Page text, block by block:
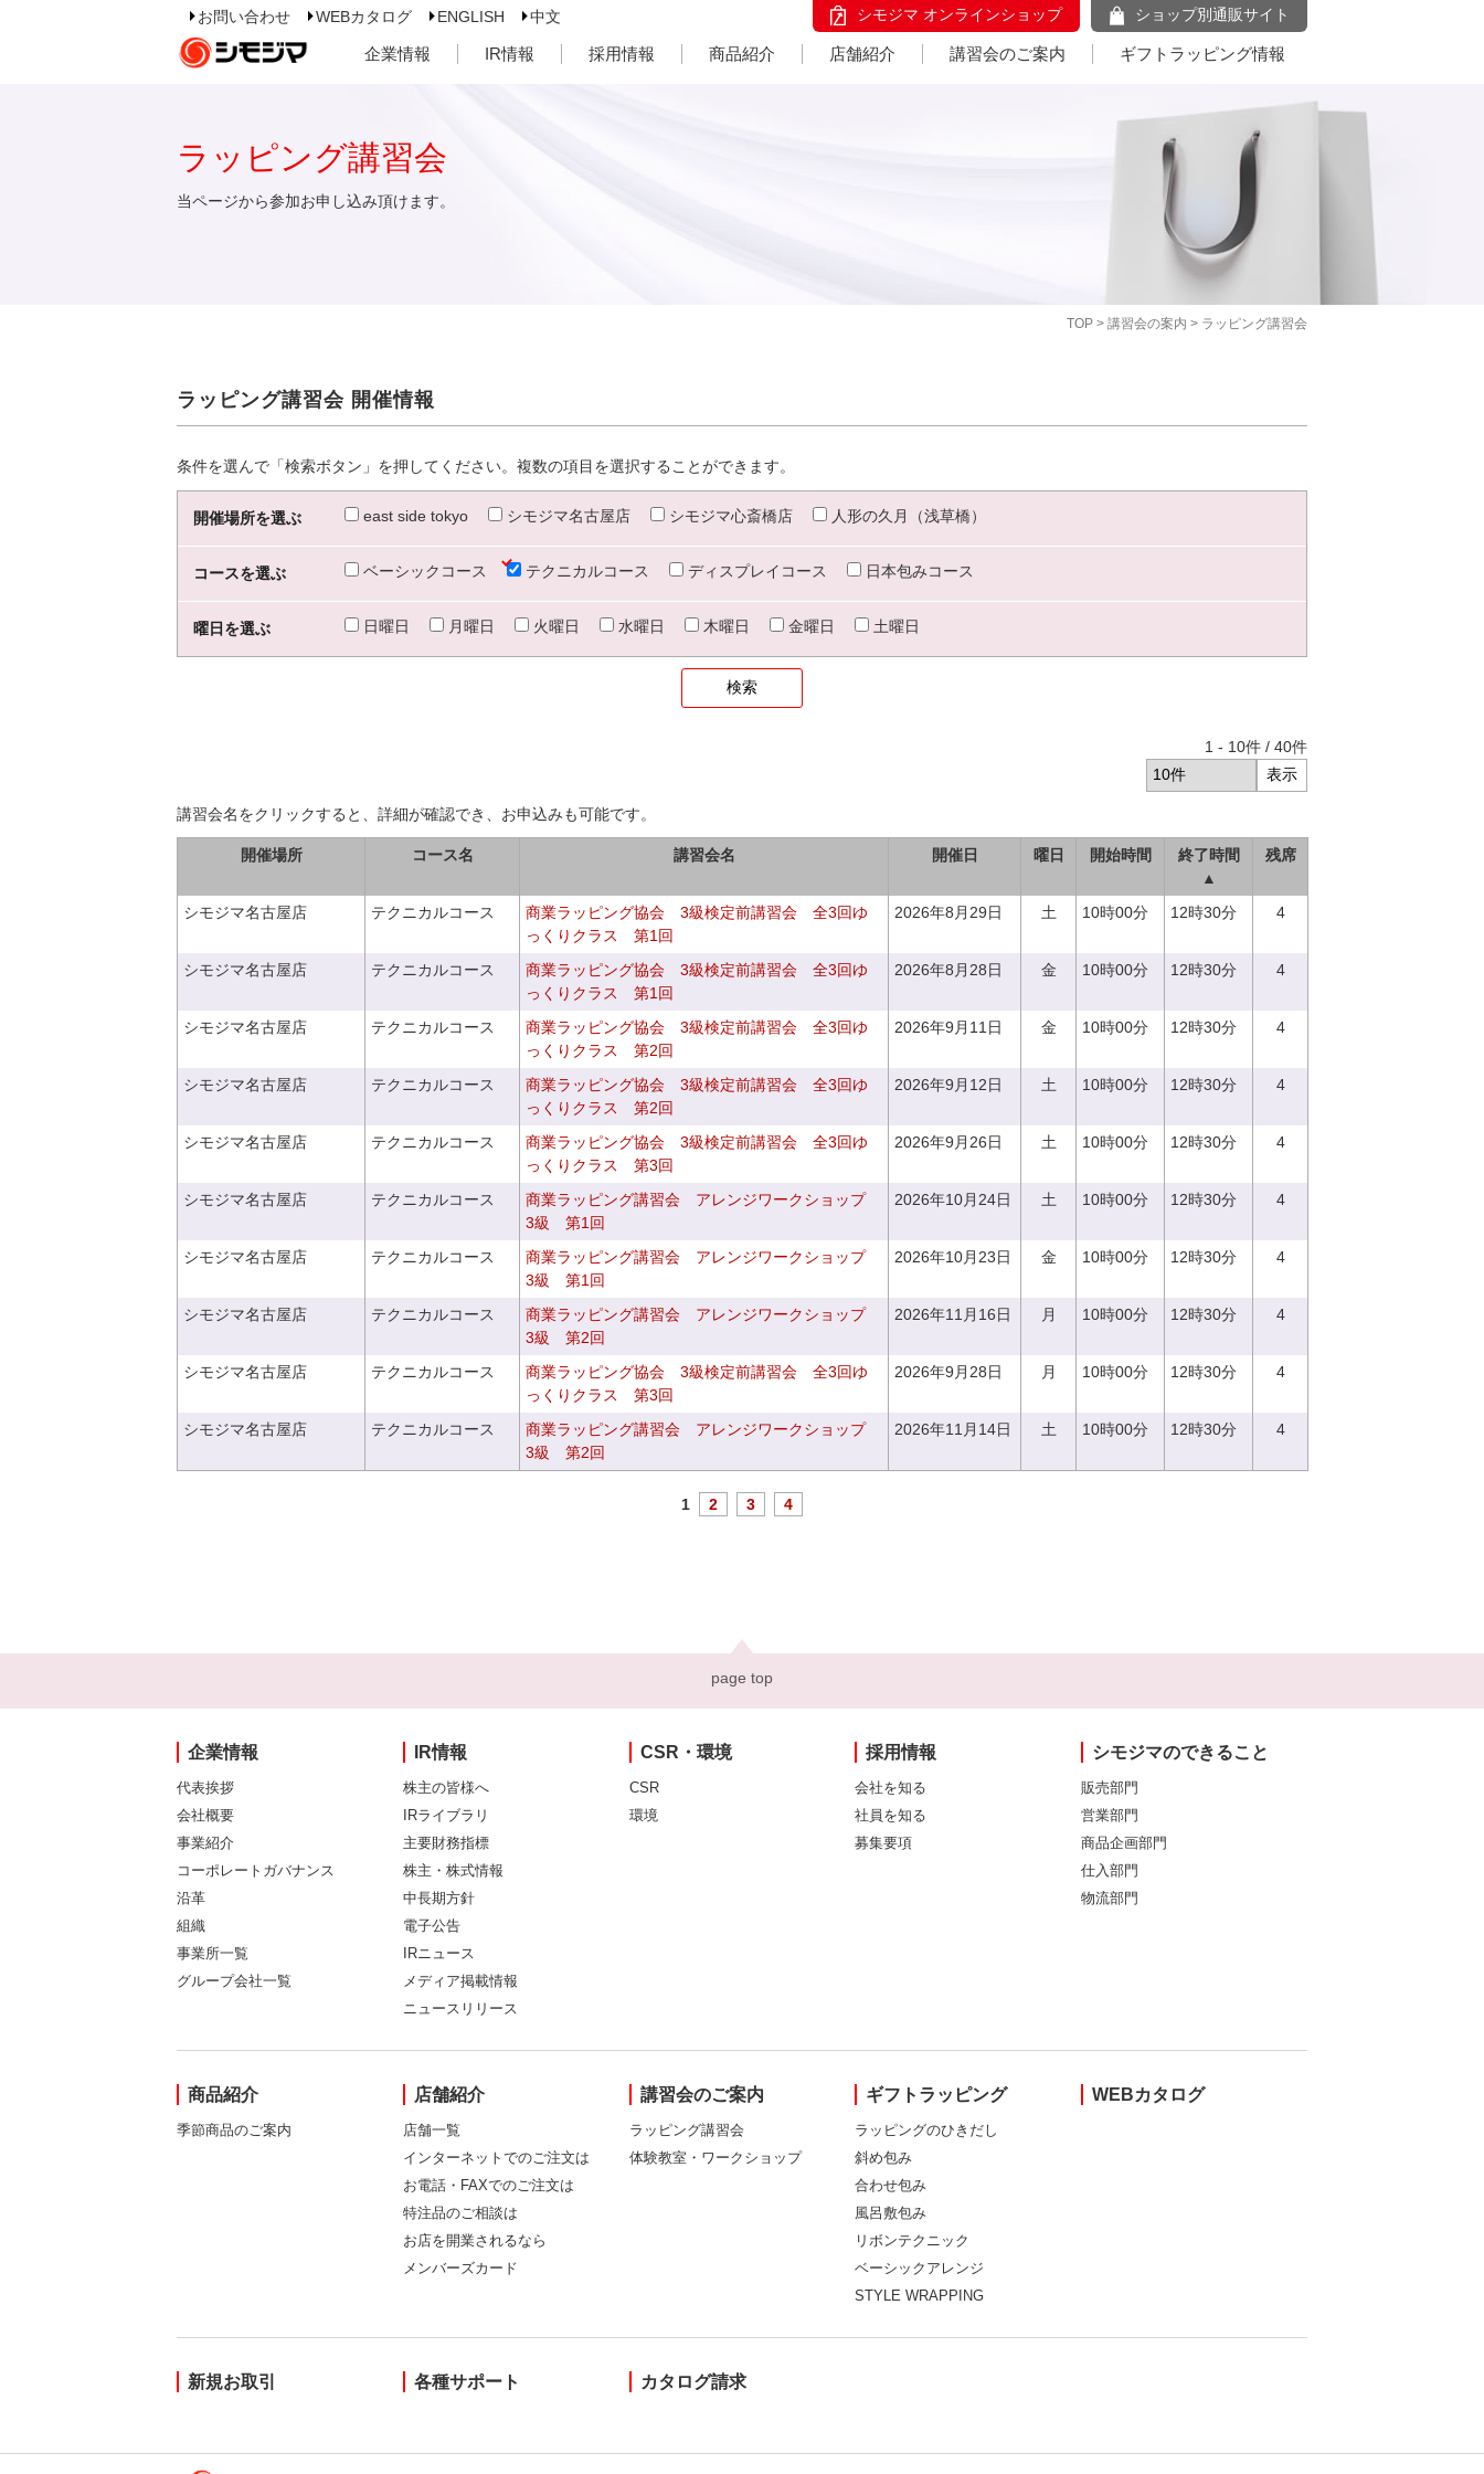
お問い合わせ WEBカタログ ENGLISH 中文 シモジマ オンラインショップ ショップ別通販サイト
企業情報 IR情報 採用情報 商品紹介 店舗紹介 講習会のご案内 ギフトラッピング情報
TOP > 講習会の案内 > ラッピング講習会
ラッピング講習会
当ページから参加お申し込み頂けます。
ラッピング講習会 開催情報
条件を選んで「検索ボタン」を押してください。複数の項目を選択することができます。
開催場所を選ぶ east side tokyo シモジマ名古屋店 シモジマ心斎橋店 人形の久月（浅草橋）
コースを選ぶ ベーシックコース テクニカルコース ディスプレイコース 日本包みコース
曜日を選ぶ 日曜日 月曜日 火曜日 水曜日 木曜日 金曜日 土曜日
1 - 10件 / 40件
講習会名をクリックすると、詳細が確認でき、お申込みも可能です。
開催場所 コース名 講習会名 開催日 曜日 開始時間
終了時間
▲
残席
シモジマ名古屋店 テクニカルコース
商業ラッピング協会 3級検定前講習会 全3回ゆ
っくりクラス 第1回
2026年8月29日 土 10時00分 12時30分 4
シモジマ名古屋店 テクニカルコース
商業ラッピング協会 3級検定前講習会 全3回ゆ
っくりクラス 第1回
2026年8月28日 金 10時00分 12時30分 4
シモジマ名古屋店 テクニカルコース
商業ラッピング協会 3級検定前講習会 全3回ゆ
っくりクラス 第2回
2026年9月11日 金 10時00分 12時30分 4
シモジマ名古屋店 テクニカルコース
商業ラッピング協会 3級検定前講習会 全3回ゆ
っくりクラス 第2回
2026年9月12日 土 10時00分 12時30分 4
シモジマ名古屋店 テクニカルコース
商業ラッピング協会 3級検定前講習会 全3回ゆ
っくりクラス 第3回
2026年9月26日 土 10時00分 12時30分 4
シモジマ名古屋店 テクニカルコース
商業ラッピング講習会 アレンジワークショップ
3級 第1回
2026年10月24日 土 10時00分 12時30分 4
シモジマ名古屋店 テクニカルコース
商業ラッピング講習会 アレンジワークショップ
3級 第1回
2026年10月23日 金 10時00分 12時30分 4
シモジマ名古屋店 テクニカルコース
商業ラッピング講習会 アレンジワークショップ
3級 第2回
2026年11月16日 月 10時00分 12時30分 4
シモジマ名古屋店 テクニカルコース
商業ラッピング協会 3級検定前講習会 全3回ゆ
っくりクラス 第3回
2026年9月28日 月 10時00分 12時30分 4
シモジマ名古屋店 テクニカルコース
商業ラッピング講習会 アレンジワークショップ
3級 第2回
2026年11月14日 土 10時00分 12時30分 4
1 2 3 4
page top
企業情報
代表挨拶
会社概要
事業紹介
コーポレートガバナンス
沿革
組織
事業所一覧
グループ会社一覧
IR情報
株主の皆様へ
IRライブラリ
主要財務指標
株主・株式情報
中長期方針
電子公告
IRニュース
メディア掲載情報
ニュースリリース
CSR・環境
CSR
環境
採用情報
会社を知る
社員を知る
募集要項
シモジマのできること
販売部門
営業部門
商品企画部門
仕入部門
物流部門
商品紹介
季節商品のご案内
店舗紹介
店舗一覧
インターネットでのご注文は
お電話・FAXでのご注文は
特注品のご相談は
お店を開業されるなら
メンバーズカード
講習会のご案内
ラッピング講習会
体験教室・ワークショップ
ギフトラッピング
ラッピングのひきだし
斜め包み
合わせ包み
風呂敷包み
リボンテクニック
ベーシックアレンジ
STYLE WRAPPING
WEBカタログ
新規お取引 各種サポート カタログ請求